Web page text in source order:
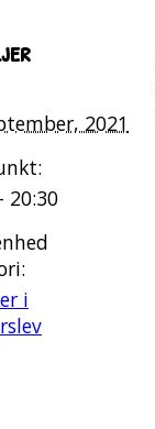
2021
20:30
i